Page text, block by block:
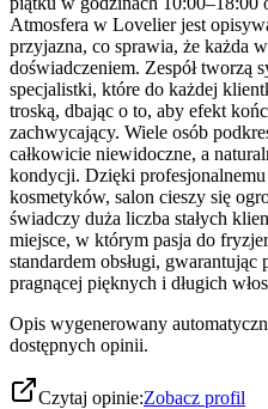
Atmosfera w Lovelier jest
przyjazna, co sprawia, że każda
doświadczeniem. Zespół tworzą
specjalistki, które do każdej
troską, dbając o to, aby efekt
zachwycający. Wiele osób
całkowicie niewidoczne, a
kondycji. Dzięki
kosmetyków, salon cieszy się
świadczy duża liczba stałych
miejsce, w którym pasja do
standardem obsługi, gwarantując
pragnącej pięknych i długich
Opis wygenerowany
dostępnych opinii.
Czytaj opinie:Zobacz profil